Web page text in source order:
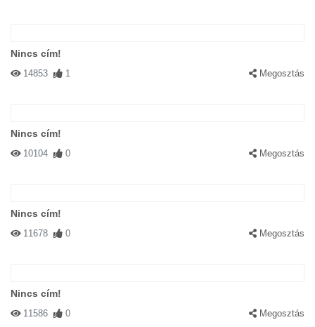
Nincs cím!
14853 1 Megosztás
Nincs cím!
10104 0 Megosztás
Nincs cím!
11678 0 Megosztás
Nincs cím!
11586 0 Megosztás